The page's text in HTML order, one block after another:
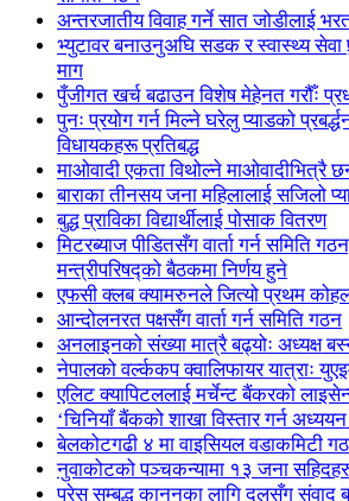
अन्तरजातीय विवाह गर्ने सात जोडीलाई
भ्युटावर बनाउनुअघि सडक र स्वास्थ्य सेवा
माग
पुँजीगत खर्च बढाउन विशेष मेहेनत गरौँः
पुनः प्रयोग गर्न मिल्ने घरेलु प्याडको
विधायकहरू प्रतिबद्ध
माओवादी एकता विथोल्ने माओवादीभित्रै
बाराका तीनसय जना महिलालाई सजिलो
बुद्ध प्राविका विद्यार्थीलाई पोसाक वितरण
मिटरब्याज पीडितसँग वार्ता गर्न समिति
मन्त्रीपरिषद्को बैठकमा निर्णय हुने
एफसी क्लब क्यामरुनले जित्यो प्रथम
आन्दोलनरत पक्षसँग वार्ता गर्न समिति गठन
अनलाइनको संख्या मात्रै बढ्योः अध्यक्ष
नेपालको वर्ल्ककप क्वालिफायर यात्राः
एलिट क्यापिटललाई मर्चेन्ट बैंकरको
‘चिनियाँ बैंकको शाखा विस्तार गर्न
बेलकोटगढी ४ मा वाइसियल वडाकमिटी
नुवाकोटको पञ्चकन्यामा १३ जना
प्रेस सम्बद्ध कानुनका लागि दलसँग संवाद